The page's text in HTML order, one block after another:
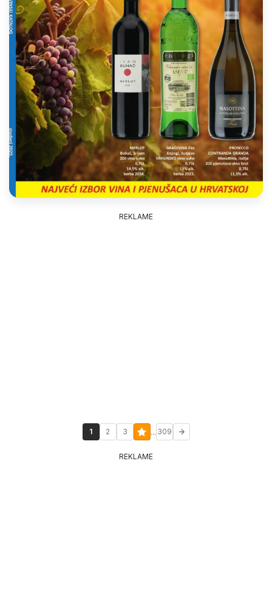
REKLAME
1 2 3 ... 309
REKLAME